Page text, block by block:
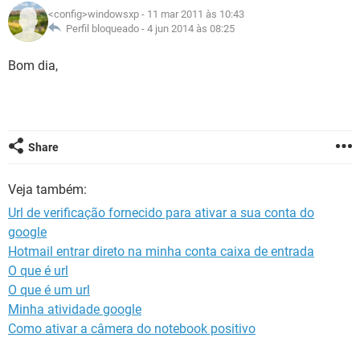
GUIA DE COMPRAS
OUTLOOK EXCEL
INSTAGRAM
GUIA DE COMPRAS
CELULAR FACEBOOK
GLOSSÁRIO
JOGOS
CELULAR
GUIA DE COMPRAS
<config>windowsxp - 11 mar 2011 às 10:43
Perfil bloqueado - 4 jun 2014 às 08:25
Bom dia,
Share
Veja também:
Url de verificação fornecido para ativar a sua conta do
google
Hotmail entrar direto na minha conta caixa de entrada
O que é url
O que é um url
Minha atividade google
Como ativar a câmera do notebook positivo